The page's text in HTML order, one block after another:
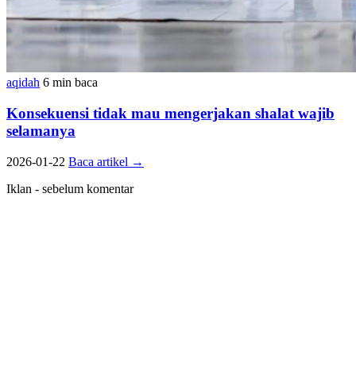
aqidah 6 min baca
Konsekuensi tidak mau mengerjakan shalat wajib
selamanya
2026-01-22 Baca artikel →
Iklan - sebelum komentar